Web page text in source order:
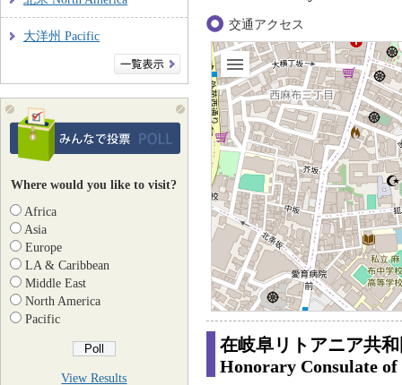
大洋州 Pacific
Where would you like to visit?
Africa
Asia
Europe
LA & Caribbean
Middle East
North America
Pacific
View Results
交通アクセス
在岐阜リトアニア共
Honorary Consulate